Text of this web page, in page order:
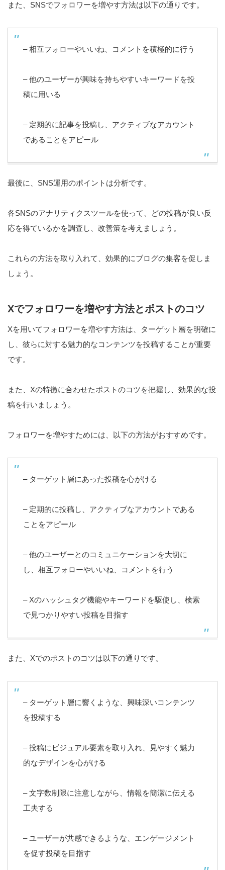
また、SNSでフォロワーを増やす方法は以下の通りです。
– 相互フォローやいいね、コメントを積極的に行う
– 他のユーザーが興味を持ちやすいキーワードを投
稿に用いる
– 定期的に記事を投稿し、アクティブなアカウント
であることをアピール
最後に、SNS運用のポイントは分析です。
各SNSのアナリティクスツールを使って、どの投稿が良い反
応を得ているかを調査し、改善策を考えましょう。
これらの方法を取り入れて、効果的にブログの集客を促しま
しょう。
Xでフォロワーを増やす方法とポストのコツ
Xを用いてフォロワーを増やす方法は、ターゲット層を明確に
し、彼らに対する魅力的なコンテンツを投稿することが重要
です。
また、Xの特徴に合わせたポストのコツを把握し、効果的な投
稿を行いましょう。
フォロワーを増やすためには、以下の方法がおすすめです。
– ターゲット層にあった投稿を心がける
– 定期的に投稿し、アクティブなアカウントである
ことをアピール
– 他のユーザーとのコミュニケーションを大切に
し、相互フォローやいいね、コメントを行う
– Xのハッシュタグ機能やキーワードを駆使し、検索
で見つかりやすい投稿を目指す
また、Xでのポストのコツは以下の通りです。
– ターゲット層に響くような、興味深いコンテンツ
を投稿する
– 投稿にビジュアル要素を取り入れ、見やすく魅力
的なデザインを心がける
– 文字数制限に注意しながら、情報を簡潔に伝える
工夫する
– ユーザーが共感できるような、エンゲージメント
を促す投稿を目指す